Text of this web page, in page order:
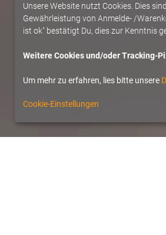
Unsere Website nutzt Cookies. Dies
Gewährleistung von Anmelde- /
ist ok" bestätigt Du, dies zur Kenntnis
Weitere Cookies und/oder Tracking-
Um mehr zu erfahren, lies bitte unsere
Cookie-Einstellungen